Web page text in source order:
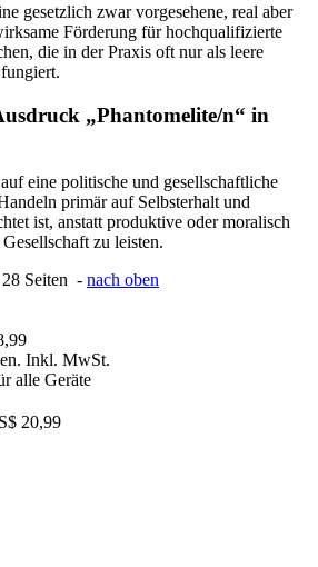
gesetzlich zwar vorgesehene, real aber
Förderung für hochqualifizierte
die in der Praxis oft nur als leere
„Phantomelite/n“ in
eine politische und gesellschaftliche
primär auf Selbsterhalt und
ist, anstatt produktive oder moralisch
zu leisten.
28 Seiten - nach oben
Inkl. MwSt.
alle Geräte
20,99